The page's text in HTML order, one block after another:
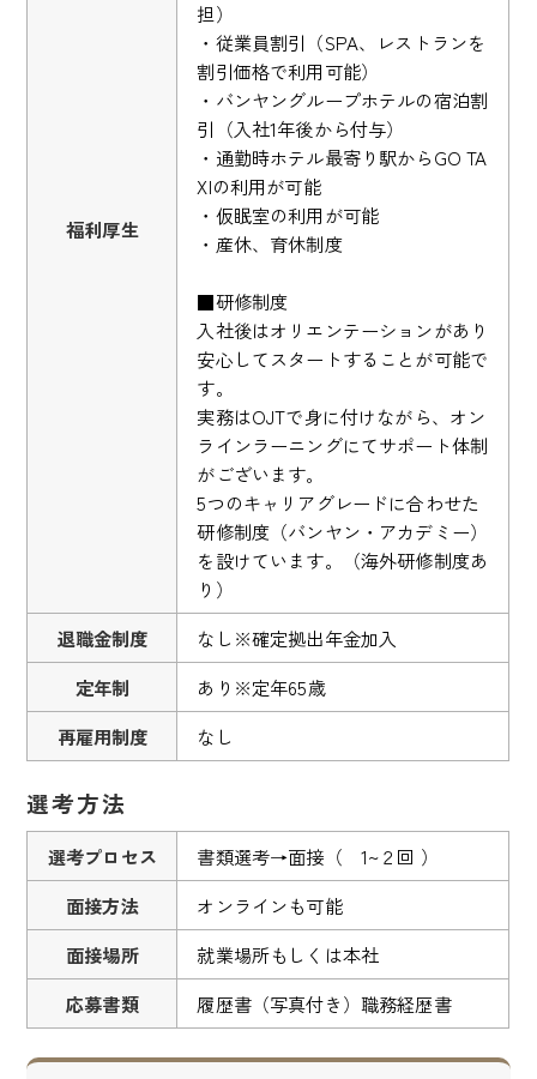
福利厚生
担）
・従業員割引（SPA、レストランを
割引価格で利用可能）
・バンヤングループホテルの宿泊割
引（入社1年後から付与）
・通勤時ホテル最寄り駅からGO TA
XIの利用が可能
・仮眠室の利用が可能
・産休、育休制度
■研修制度
入社後はオリエンテーションがあり
安心してスタートすることが可能で
す。
実務はOJTで身に付けながら、オン
ラインラーニングにてサポート体制
がございます。
5つのキャリアグレードに合わせた
研修制度（バンヤン・アカデミー）
を設けています。（海外研修制度あ
り）
退職金制度
なし※確定拠出年金加入
定年制
あり※定年65歳
再雇用制度
なし
選考方法
選考プロセス
書類選考→面接（ 1~２回 ）
面接方法
オンラインも可能
面接場所
就業場所もしくは本社
応募書類
履歴書（写真付き）職務経歴書